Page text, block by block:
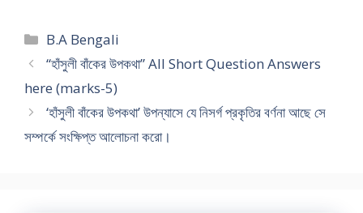
Categories
B.A Bengali
“হাঁসুলী বাঁকের উপকথা” All Short Question Answers
here (marks-5)
‘হাঁসুলী বাঁকের উপকথা’ উপন্যাসে যে নিসর্গ প্রকৃতির বর্ণনা আছে সে
সম্পর্কে সংক্ষিপ্ত আলােচনা করাে।